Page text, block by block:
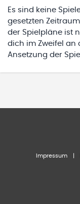
Es sind keine
gesetzten
der Spielpläne ist
dich im Zweifel an
Ansetzung der
Impressum